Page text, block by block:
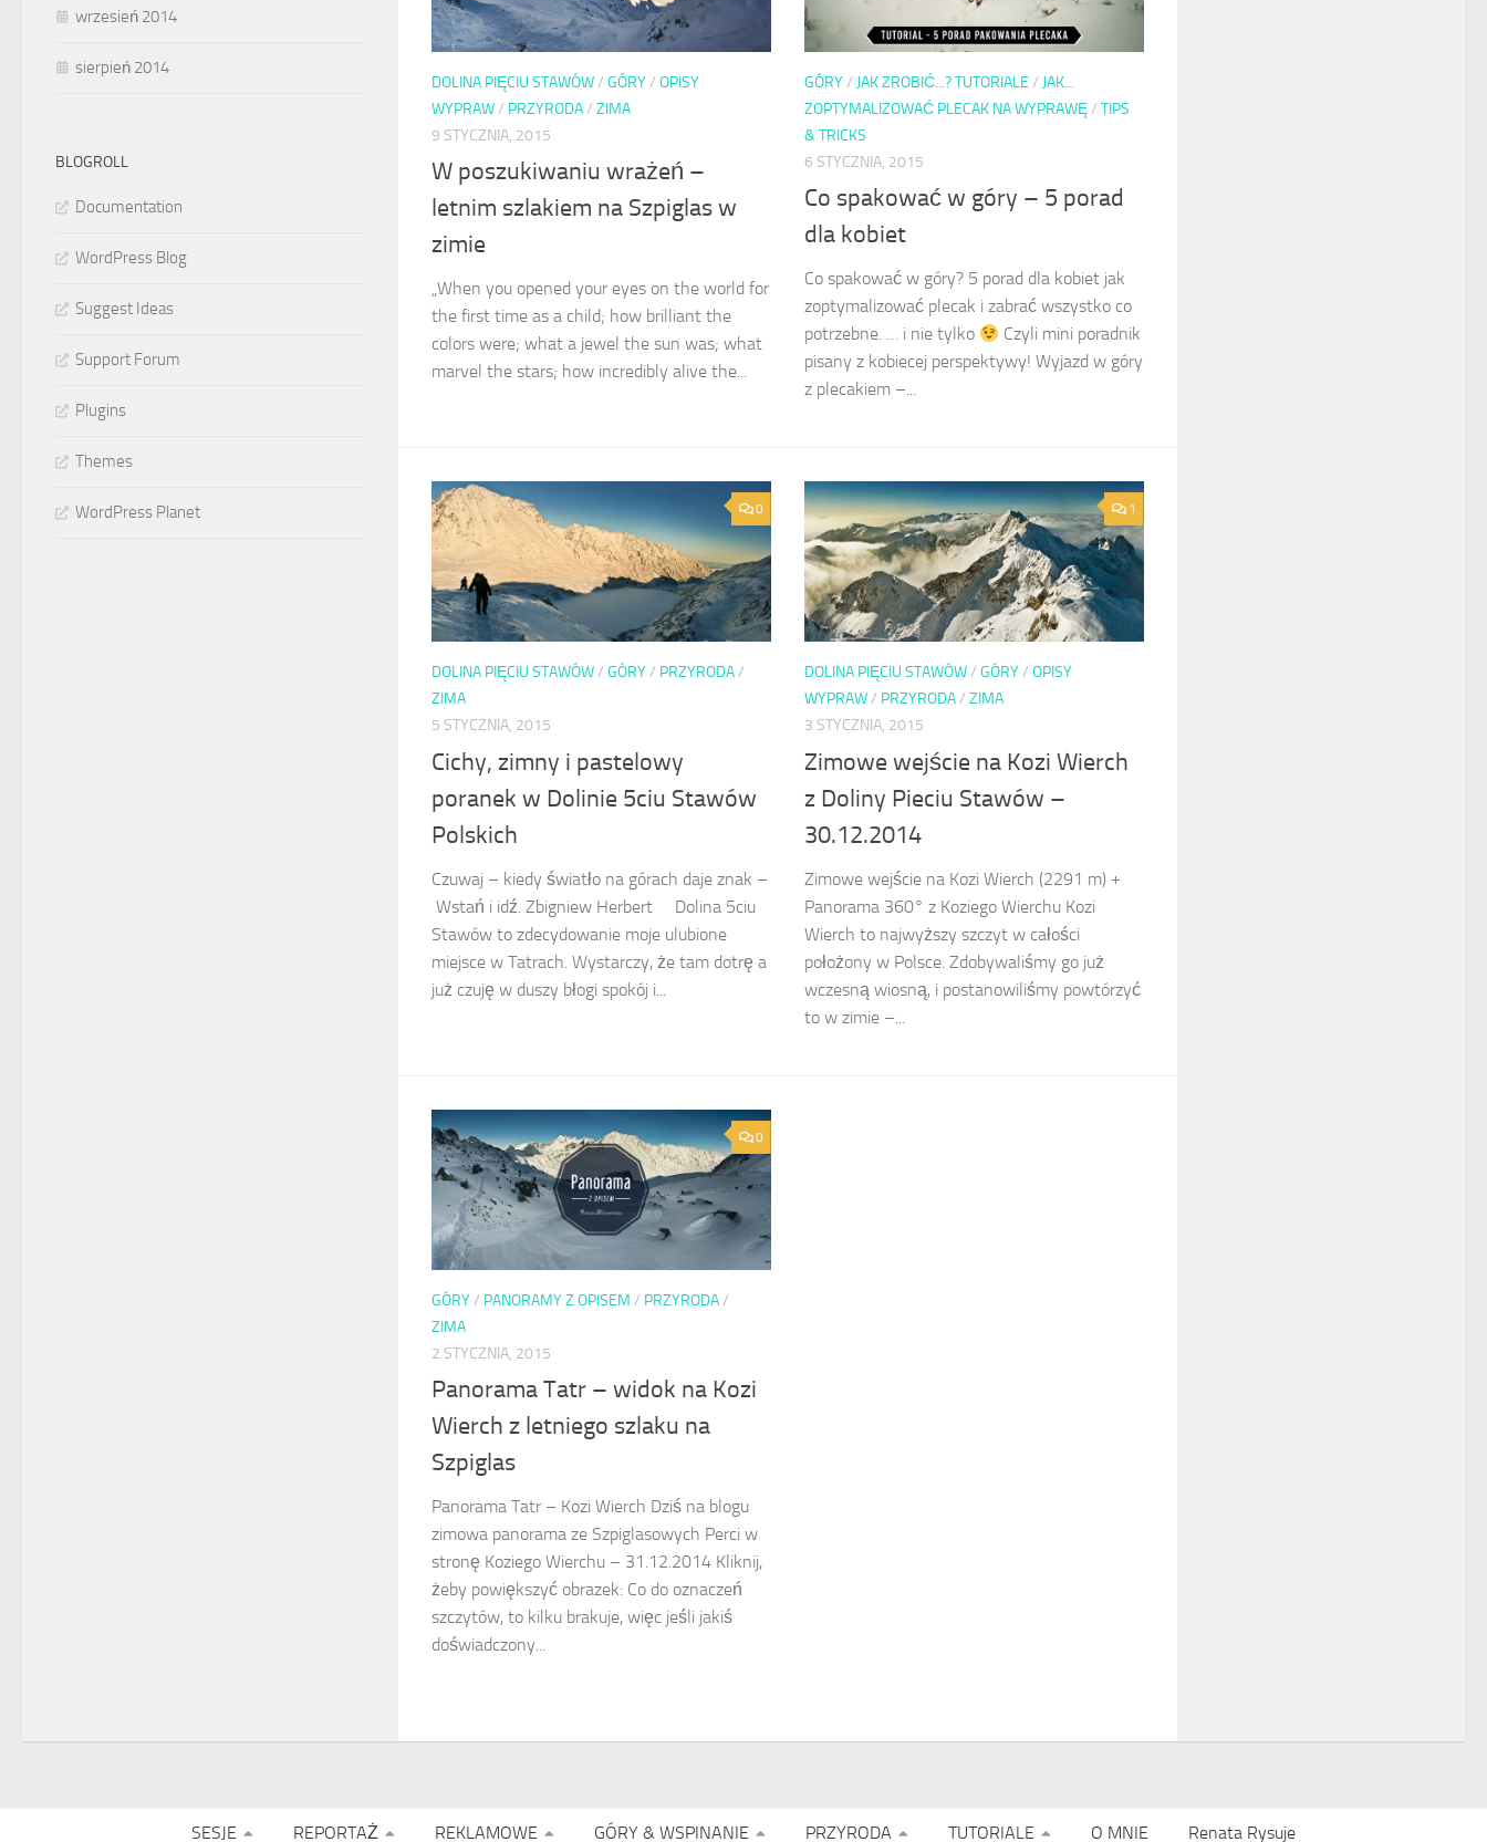
DOLINA PIĘCIU STAWÓW/ GÓRY/ OPISY
WYPRAW/ PRZYRODA/ ZIMA
9 STYCZNIA, 2015
W poszukiwaniu wrażeń –
letnim szlakiem na Szpiglas w
zimie
„When you opened your eyes on the world for
the first time as a child; how brilliant the
colors were; what a jewel the sun was; what
marvel the stars; how incredibly alive the...
GÓRY/ JAK ZROBIĆ...? TUTORIALE / JAK...
ZOPTYMALIZOWAĆ PLECAK NA WYPRAWĘ/ TIPS
& TRICKS
6 STYCZNIA, 2015
Co spakować w góry – 5 porad
dla kobiet
Co spakować w góry? 5 porad dla kobiet jak
zoptymalizować plecak i zabrać wszystko co
potrzebne. … i nie tylko
Czyli mini poradnik
pisany z kobiecej perspektywy! Wyjazd w góry
z plecakiem –...
0
DOLINA PIĘCIU STAWÓW/ GÓRY/ PRZYRODA/
ZIMA
5 STYCZNIA, 2015
Cichy, zimny i pastelowy
poranek w Dolinie 5ciu Stawów
Polskich
Czu­waj – kiedy światło na górach da­je znak –
Wstań i idź. Zbigniew Herbert Dolina 5ciu
Stawów to zdecydowanie moje ulubione
miejsce w Tatrach. Wystarczy, że tam dotrę a
już czuję w duszy błogi spokój i...
1
DOLINA PIĘCIU STAWÓW/ GÓRY/ OPISY
WYPRAW/ PRZYRODA/ ZIMA
3 STYCZNIA, 2015
Zimowe wejście na Kozi Wierch
z Doliny Pieciu Stawów –
30.12.2014
Zimowe wejście na Kozi Wierch (2291 m) +
Panorama 360° z Koziego Wierchu Kozi
Wierch to najwyższy szczyt w całości
położony w Polsce. Zdobywaliśmy go już
wczesną wiosną, i postanowiliśmy powtórzyć
to w zimie –...
0
GÓRY/ PANORAMY Z OPISEM / PRZYRODA/
ZIMA
2 STYCZNIA, 2015
Panorama Tatr – widok na Kozi
Wierch z letniego szlaku na
Szpiglas
Panorama Tatr – Kozi Wierch Dziś na blogu
zimowa panorama ze Szpiglasowych Perci w
stronę Koziego Wierchu – 31.12.2014 Kliknij,
żeby powiększyć obrazek: Co do oznaczeń
szczytów, to kilku brakuje, więc jeśli jakiś
doświadczony...
wrzesień 2014
sierpień 2014
BLOGROLL
Documentation
WordPress Blog
Suggest Ideas
Support Forum
Plugins
Themes
WordPress Planet
SESJE REPORTAŻ REKLAMOWE GÓRY & WSPINANIE PRZYRODA TUTORIALE O MNIE Renata Rysuje